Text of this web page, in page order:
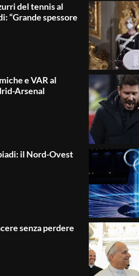
del tennis al
“Grande spessore
e VAR al
Arsenal
il Nord-Ovest
senza perdere